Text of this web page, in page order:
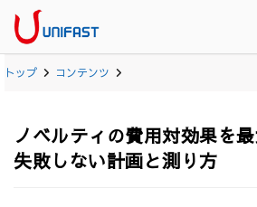
トップ コンテンツ
ノベルティの費用対効果を
失敗しない計画と測り方